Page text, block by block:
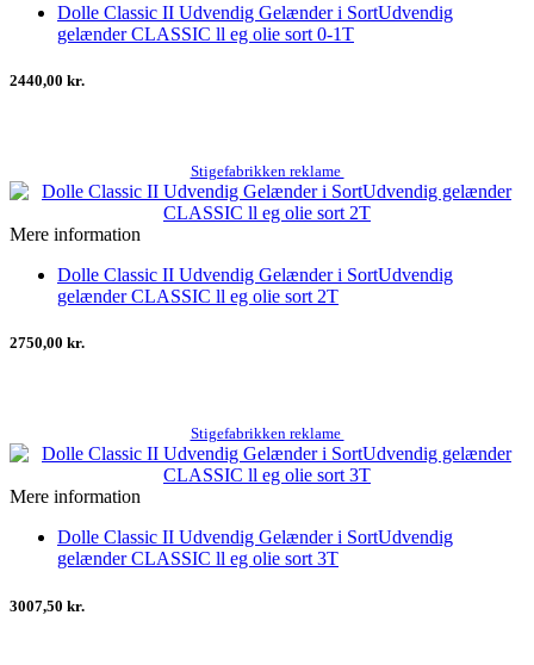
Dolle Classic II Udvendig Gelænder i SortUdvendig
gelænder CLASSIC ll eg olie sort 0-1T
2440,00 kr.
Stigefabrikken reklame
Mere information
Dolle Classic II Udvendig Gelænder i SortUdvendig
gelænder CLASSIC ll eg olie sort 2T
2750,00 kr.
Stigefabrikken reklame
Mere information
Dolle Classic II Udvendig Gelænder i SortUdvendig
gelænder CLASSIC ll eg olie sort 3T
3007,50 kr.